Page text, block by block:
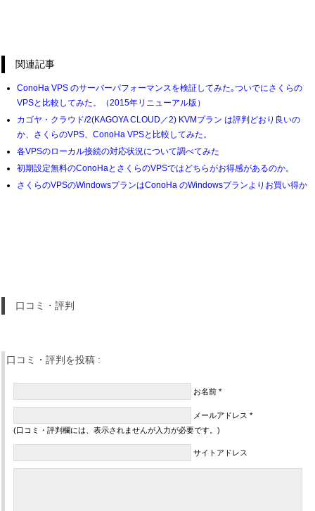
関連記事
ConoHa VPS のサーバーパフォーマンスを検証してみた｡ついでにさくらの
VPSと比較してみた。（2015年リニューアル版）
カゴヤ・クラウド/2(KAGOYA CLOUD／2) KVMプラン は評判どおり良いの
か、さくらのVPS、ConoHa VPSと比較してみた。
各VPSのローカル接続の対応状況について調べてみた
初期設定無料のConoHaとさくらのVPSではどちらがお得感があるのか。
さくらのVPSのWindowsプランはConoHa のWindowsプランよりお買い得か
口コミ・評判
口コミ・評判を投稿 :
お名前 *
メールアドレス *
(口コミ・評判欄には、表示されませんが入力が必要です。)
サイトアドレス